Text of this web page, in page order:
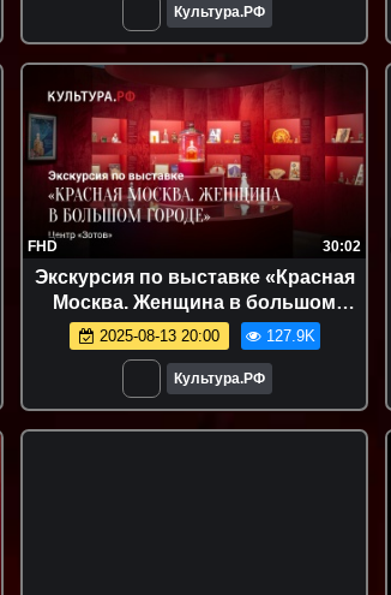
Культура.РФ
FHD 30:02
Экскурсия по выставке «Красная
Москва. Женщина в большом
городе» в Центре «Зотов»
2025-08-13 20:00 127.9K
Культура.РФ